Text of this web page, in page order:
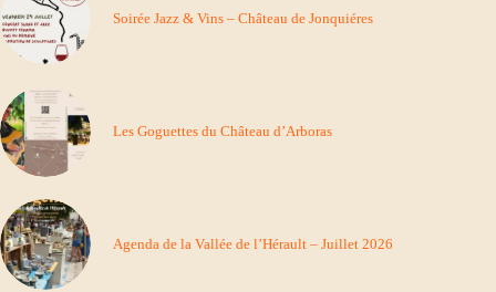
Soirée Jazz & Vins – Château de Jonquiéres
Les Goguettes du Château d’Arboras
Agenda de la Vallée de l’Hérault – Juillet 2026